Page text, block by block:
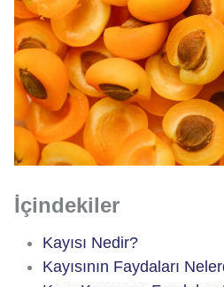
İçindekiler
Kayısı Nedir?
Kayısının Faydaları